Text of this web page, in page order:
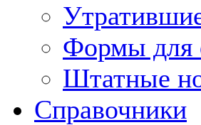
Формы для
Штатные
Справочники